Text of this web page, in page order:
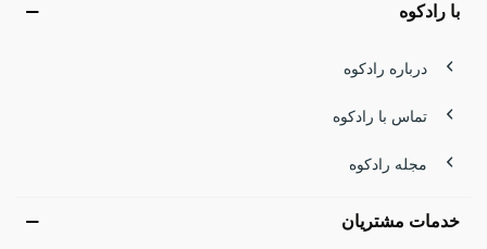
با رادکوه
درباره رادکوه
تماس با رادکوه
مجله رادکوه
خدمات مشتریان